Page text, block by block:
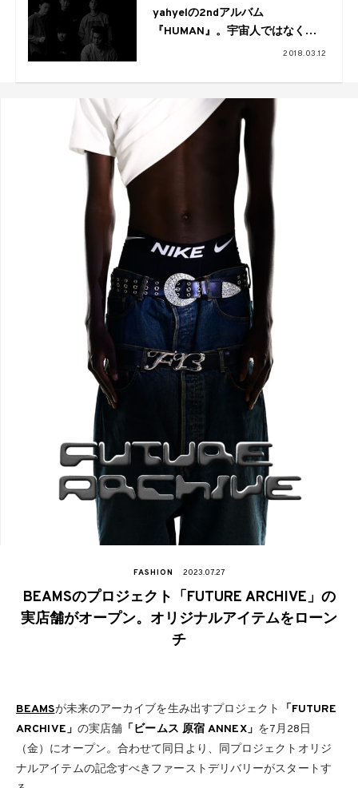
yahyelの2ndアルバム
『HUMAN』。宇宙人ではなく個
人としての表現の集積。そこに至
2018.03.12
FASHION 2023.07.27
BEAMSのプロジェクト「FUTURE ARCHIVE」の
実店舗がオープン。オリジナルアイテムをローン
チ
BEAMSが未来のアーカイブを生み出すプロジェクト
「FUTURE
ARCHIVE」 の実店舗 「ビームス 原宿 ANNEX」 を7月28日
（金）にオープン。合わせて同日より、同プロジェクトオリジ
ナルアイテムの記念すべきファーストデリバリーがスタートす